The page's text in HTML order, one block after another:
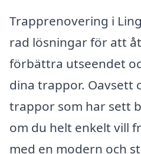
Trapprenovering i
rad lösningar för att
förbättra utseendet
dina trappor. Oavsett
trappor som har sett
om du helt enkelt vill
med en modern och